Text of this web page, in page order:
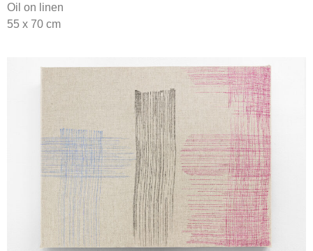
Oil on linen
55 x 70 cm